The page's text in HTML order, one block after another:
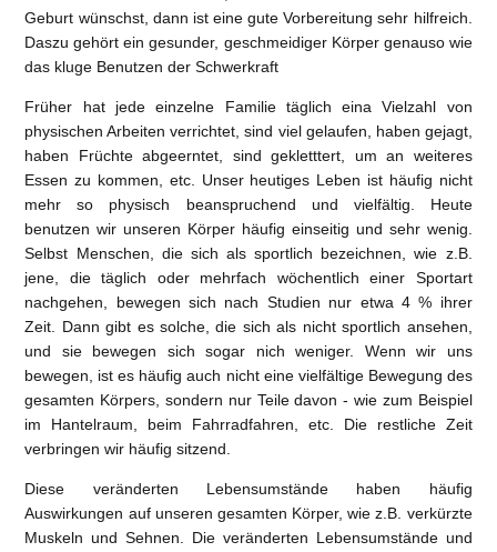
Geburt wünschst, dann ist eine gute Vorbereitung sehr hilfreich.
Daszu gehört ein gesunder, geschmeidiger Körper genauso wie
das kluge Benutzen der Schwerkraft
Früher hat jede einzelne Familie täglich eina Vielzahl von
physischen Arbeiten verrichtet, sind viel gelaufen, haben gejagt,
haben Früchte abgeerntet, sind gekletttert, um an weiteres
Essen zu kommen, etc. Unser heutiges Leben ist häufig nicht
mehr so physisch beanspruchend und vielfältig. Heute
benutzen wir unseren Körper häufig einseitig und sehr wenig.
Selbst Menschen, die sich als sportlich bezeichnen, wie z.B.
jene, die täglich oder mehrfach wöchentlich einer Sportart
nachgehen, bewegen sich nach Studien nur etwa 4 % ihrer
Zeit. Dann gibt es solche, die sich als nicht sportlich ansehen,
und sie bewegen sich sogar nich weniger. Wenn wir uns
bewegen, ist es häufig auch nicht eine vielfältige Bewegung des
gesamten Körpers, sondern nur Teile davon - wie zum Beispiel
im Hantelraum, beim Fahrradfahren, etc. Die restliche Zeit
verbringen wir häufig sitzend.
Diese veränderten Lebensumstände haben häufig
Auswirkungen auf unseren gesamten Körper, wie z.B. verkürzte
Muskeln und Sehnen. Die veränderten Lebensumstände und